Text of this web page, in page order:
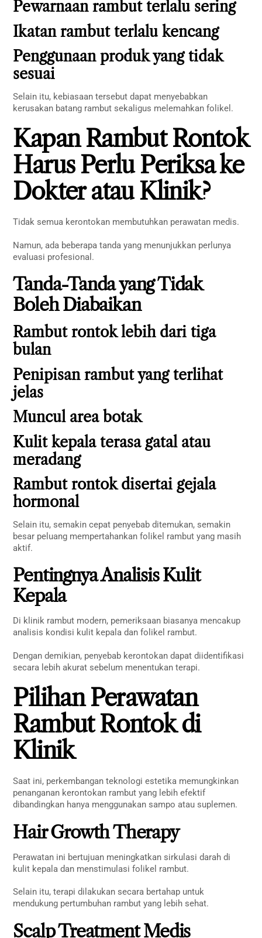
Pewarnaan rambut terlalu sering
Ikatan rambut terlalu kencang
Penggunaan produk yang tidak
sesuai
Selain itu, kebiasaan tersebut dapat menyebabkan
kerusakan batang rambut sekaligus melemahkan folikel.
Kapan Rambut Rontok
Harus Perlu Periksa ke
Dokter atau Klinik?
Tidak semua kerontokan membutuhkan perawatan medis.
Namun, ada beberapa tanda yang menunjukkan perlunya
evaluasi profesional.
Tanda-Tanda yang Tidak
Boleh Diabaikan
Rambut rontok lebih dari tiga
bulan
Penipisan rambut yang terlihat
jelas
Muncul area botak
Kulit kepala terasa gatal atau
meradang
Rambut rontok disertai gejala
hormonal
Selain itu, semakin cepat penyebab ditemukan, semakin
besar peluang mempertahankan folikel rambut yang masih
aktif.
Pentingnya Analisis Kulit
Kepala
Di klinik rambut modern, pemeriksaan biasanya mencakup
analisis kondisi kulit kepala dan folikel rambut.
Dengan demikian, penyebab kerontokan dapat diidentifikasi
secara lebih akurat sebelum menentukan terapi.
Pilihan Perawatan
Rambut Rontok di
Klinik
Saat ini, perkembangan teknologi estetika memungkinkan
penanganan kerontokan rambut yang lebih efektif
dibandingkan hanya menggunakan sampo atau suplemen.
Hair Growth Therapy
Perawatan ini bertujuan meningkatkan sirkulasi darah di
kulit kepala dan menstimulasi folikel rambut.
Selain itu, terapi dilakukan secara bertahap untuk
mendukung pertumbuhan rambut yang lebih sehat.
Scalp Treatment Medis